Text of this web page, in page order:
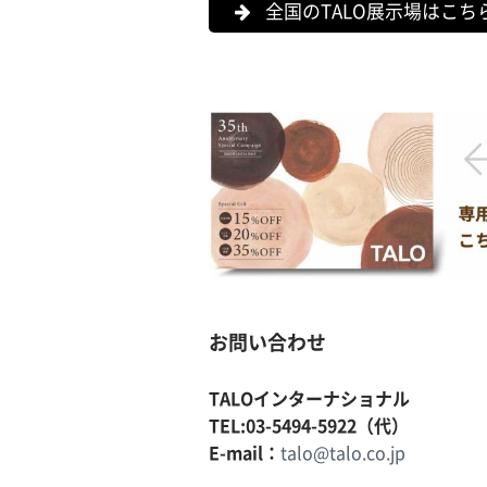
全国のTALO展示場はこち
お問い合わせ
TALOインターナショナル
TEL:03-5494-5922（代）
E-mail： talo@talo.co.jp